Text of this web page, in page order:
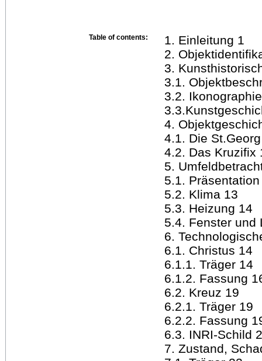
Table of contents:
1. Einleitung 1
2.
3.
3.1.
3.2.
4.
4.1. Die
4.2. Das Kruzifix
5.
5.1.
5.2. Klima 13
5.3. Heizung 14
5.4. Fenster und
6.
6.1. Christus 14
6.1.1. Träger 14
6.1.2. Fassung
6.2. Kreuz 19
6.2.1. Träger 19
6.2.2. Fassung
6.3. INRI-Schild
7. Zustand,